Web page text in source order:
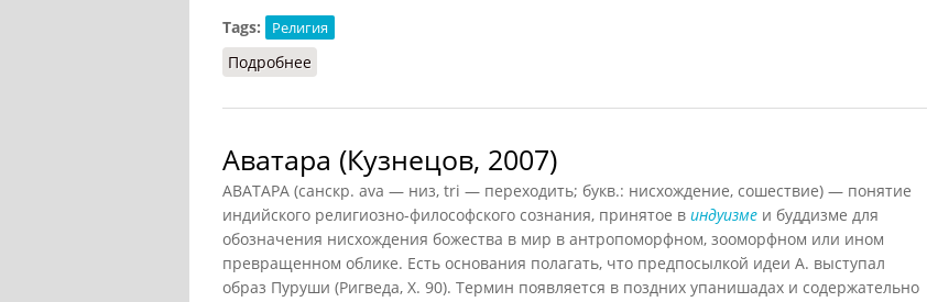
Tags:
Религия
Подробнее
Аватара (Кузнецов, 2007)
АВАТАРА (санскр. ava — низ, tri — переходить; букв.: нисхождение, сошествие) — понятие
индийского религиозно-философского сознания, принятое в индуизме и буддизме для
обозначения нисхождения божества в мир в антропоморфном, зооморфном или ином
превращенном облике. Есть основания полагать, что предпосылкой идеи А. выступал
образ Пуруши (Ригведа, X. 90). Термин появляется в поздних упанишадах и содержательно